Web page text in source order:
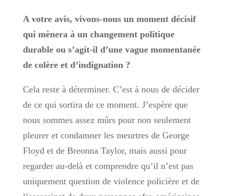
A votre avis, vivons-nous un moment décisif
qui mènera à un changement politique
durable ou s’agit-il d’une vague momentanée
de colère et d’indignation ?
Cela reste à déterminer. C’est à nous de décider
de ce qui sortira de ce moment. J’espère que
nous sommes assez mûrs pour non seulement
pleurer et condamner les meurtres de George
Floyd et de Breonna Taylor, mais aussi pour
regarder au-delà et comprendre qu’il n’est pas
uniquement question de violence policière et de